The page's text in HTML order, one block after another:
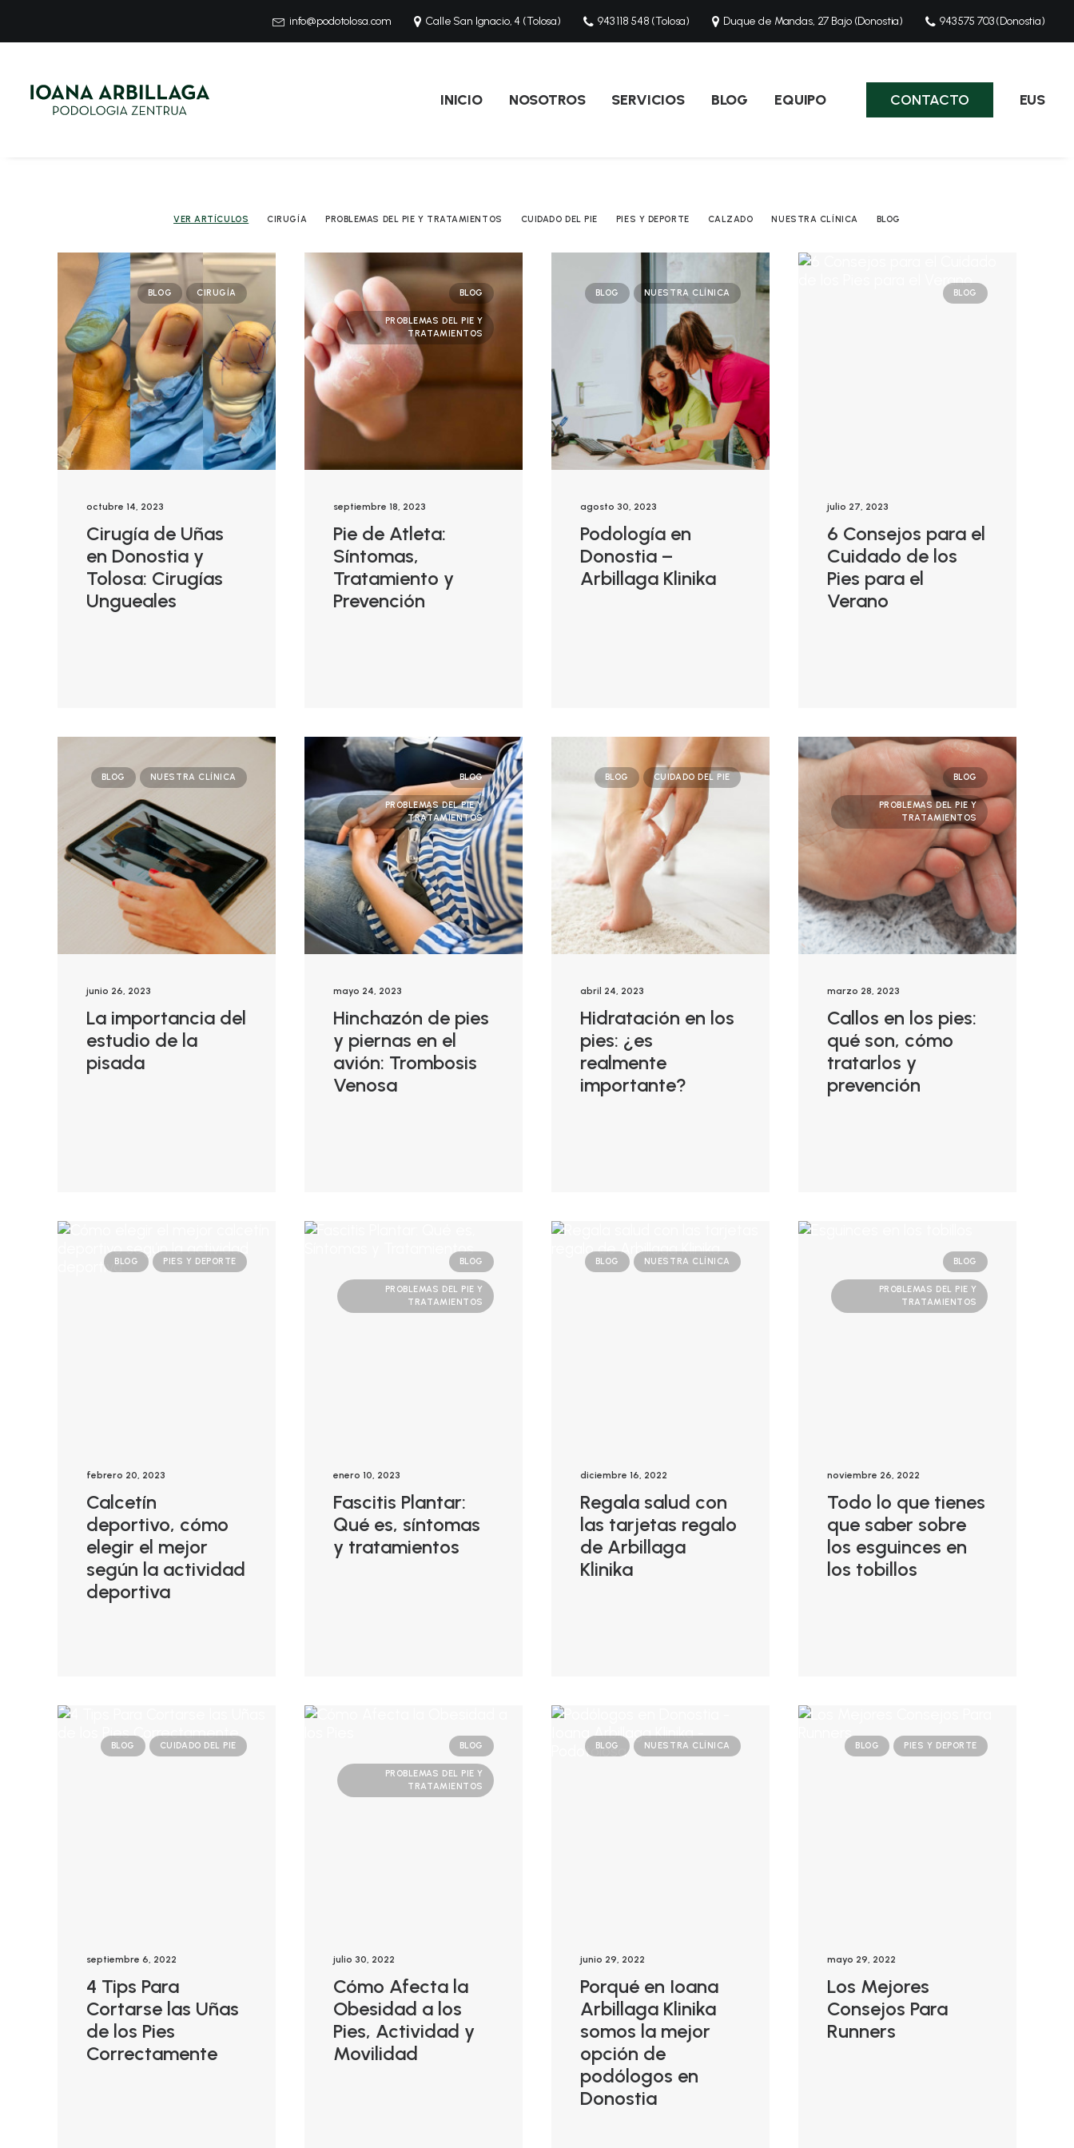
info@podotolosa.com Calle San Ignacio, 4 (Tolosa) 943 118 548 (Tolosa) Duque de Mandas, 27 Bajo (Donostia) 943 575 703 (Donostia)
INICIO NOSOTROS SERVICIOS BLOG EQUIPO CONTACTO EUS
VER ARTÍCULOS CIRUGÍA PROBLEMAS DEL PIE Y TRATAMIENTOS CUIDADO DEL PIE PIES Y DEPORTE CALZADO NUESTRA CLÍNICA BLOG
BLOG CIRUGÍA
octubre 14, 2023
Cirugía de Uñas
en Donostia y
Tolosa: Cirugías
Ungueales
BLOG
PROBLEMAS DEL PIE Y
TRATAMIENTOS
septiembre 18, 2023
Pie de Atleta:
Síntomas,
Tratamiento y
Prevención
BLOG NUESTRA CLÍNICA
agosto 30, 2023
Podología en
Donostia –
Arbillaga Klinika
BLOG
julio 27, 2023
6 Consejos para el
Cuidado de los
Pies para el
Verano
BLOG NUESTRA CLÍNICA
junio 26, 2023
La importancia del
estudio de la
pisada
BLOG
PROBLEMAS DEL PIE Y
TRATAMIENTOS
mayo 24, 2023
Hinchazón de pies
y piernas en el
avión: Trombosis
Venosa
BLOG CUIDADO DEL PIE
abril 24, 2023
Hidratación en los
pies: ¿es
realmente
importante?
BLOG
PROBLEMAS DEL PIE Y
TRATAMIENTOS
marzo 28, 2023
Callos en los pies:
qué son, cómo
tratarlos y
prevención
BLOG PIES Y DEPORTE
febrero 20, 2023
Calcetín
deportivo, cómo
elegir el mejor
según la actividad
deportiva
BLOG
PROBLEMAS DEL PIE Y
TRATAMIENTOS
enero 10, 2023
Fascitis Plantar:
Qué es, síntomas
y tratamientos
BLOG NUESTRA CLÍNICA
diciembre 16, 2022
Regala salud con
las tarjetas regalo
de Arbillaga
Klinika
BLOG
PROBLEMAS DEL PIE Y
TRATAMIENTOS
noviembre 26, 2022
Todo lo que tienes
que saber sobre
los esguinces en
los tobillos
BLOG CUIDADO DEL PIE
septiembre 6, 2022
4 Tips Para
Cortarse las Uñas
de los Pies
Correctamente
BLOG
PROBLEMAS DEL PIE Y
TRATAMIENTOS
julio 30, 2022
Cómo Afecta la
Obesidad a los
Pies, Actividad y
Movilidad
BLOG NUESTRA CLÍNICA
junio 29, 2022
Porqué en Ioana
Arbillaga Klinika
somos la mejor
opción de
podólogos en
Donostia
BLOG PIES Y DEPORTE
mayo 29, 2022
Los Mejores
Consejos Para
Runners